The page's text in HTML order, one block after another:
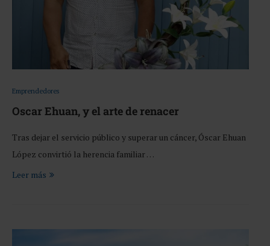
Emprendedores
Oscar Ehuan, y el arte de renacer
Tras dejar el servicio público y superar un cáncer, Óscar Ehuan
López convirtió la herencia familiar …
Leer más